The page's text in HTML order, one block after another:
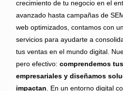
crecimiento de tu negocio en el
avanzado hasta campañas de
web optimizados, contamos con
servicios para ayudarte a
tus ventas en el mundo digital.
pero efectivo: comprendemos
empresariales y diseñamos
impactan . En un entorno digital